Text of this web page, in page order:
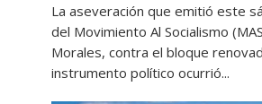
La aseveración que emitió este
del Movimiento Al Socialismo
Morales, contra el bloque
instrumento político ocurrió...